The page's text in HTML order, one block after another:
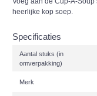
heerlijke kop soep.
Specificaties
Aantal stuks (in
omverpakking)
Merk